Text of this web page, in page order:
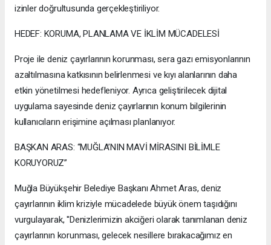
izinler doğrultusunda gerçekleştiriliyor.
HEDEF: KORUMA, PLANLAMA VE İKLİM MÜCADELESİ
Proje ile deniz çayırlarının korunması, sera gazı emisyonlarının
azaltılmasına katkısının belirlenmesi ve kıyı alanlarının daha
etkin yönetilmesi hedefleniyor. Ayrıca geliştirilecek dijital
uygulama sayesinde deniz çayırlarının konum bilgilerinin
kullanıcıların erişimine açılması planlanıyor.
BAŞKAN ARAS: “MUĞLA’NIN MAVİ MİRASINI BİLİMLE
KORUYORUZ”
Muğla Büyükşehir Belediye Başkanı Ahmet Aras, deniz
çayırlarının iklim kriziyle mücadelede büyük önem taşıdığını
vurgulayarak, ''Denizlerimizin akciğeri olarak tanımlanan deniz
çayırlarının korunması, gelecek nesillere bırakacağımız en